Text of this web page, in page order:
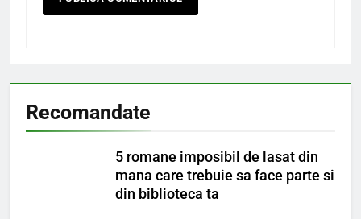
Recomandate
5 romane imposibil de lasat din
mana care trebuie sa face parte si
din biblioteca ta